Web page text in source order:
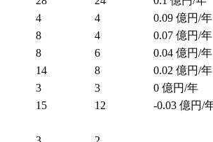
4 4 0.09 億円/年
8 4 0.07 億円/年
8 6 0.04 億円/年
14 8 0.02 億円/年
3 3 0 億円/年
15 12 -0.03 億円/